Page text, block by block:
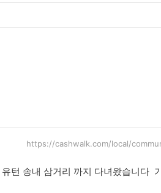
https://cashwalk.com/local/
턴 송내 삼거리 까지 다녀왔습니다